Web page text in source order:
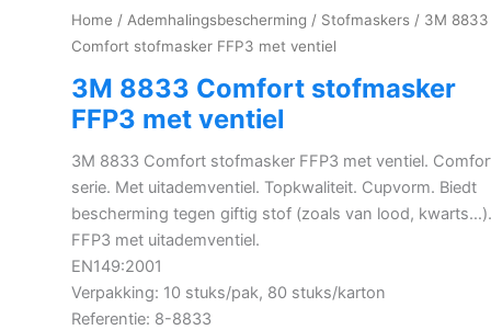
Home / Ademhalingsbescherming / Stofmaskers / 3M 8833
Comfort stofmasker FFP3 met ventiel
3M 8833 Comfort stofmasker
FFP3 met ventiel
3M 8833 Comfort stofmasker FFP3 met ventiel.
serie. Met uitademventiel. Topkwaliteit. Cupvorm. Biedt
bescherming tegen giftig stof (zoals van lood, kwarts…).
FFP3 met uitademventiel.
EN149:2001
Verpakking: 10 stuks/pak, 80 stuks/karton
Referentie: 8-8833